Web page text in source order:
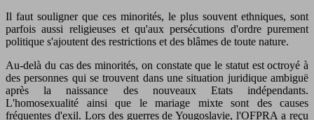
Il faut souligner que ces minorités, le plus souvent ethniques, sont
parfois aussi religieuses et qu'aux persécutions d'ordre purement
politique s'ajoutent des restrictions et des blâmes de toute nature.
Au-delà du cas des minorités, on constate que le statut est octroyé à
des personnes qui se trouvent dans une situation juridique ambiguë
après la naissance des nouveaux Etats indépendants.
L'homosexualité ainsi que le mariage mixte sont des causes
fréquentes d'exil. Lors des guerres de Yougoslavie, l'OFPRA a reçu